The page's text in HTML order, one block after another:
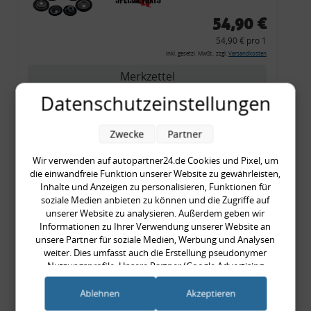
54,90 €
54,90 € pro 1
inkl. gesetzl. MwSt., zzgl. Versandkosten
Merkzettel
Zum Artikel
Rückleuchtenband mit
Blinker, rot, US-Ecken,
Audi 80 Cabrio, Typ 89,
OE-Nr.: 8G0945225 +
8G0945225C
999,99 €
999,99 € pro 1
inkl. gesetzl. MwSt., zzgl.Versandkosten
Datenschutzeinstellungen
Wir verwenden auf autopartner24.de Cookies und Pixel, um
die einwandfreie Funktion unserer Website zu gewährleisten,
Inhalte und Anzeigen zu personalisieren, Funktionen für
soziale Medien anbieten zu können und die Zugriffe auf
unserer Website zu analysieren. Außerdem geben wir
Informationen zu Ihrer Verwendung unserer Website an
unsere Partner für soziale Medien, Werbung und Analysen
weiter. Dies umfasst auch die Erstellung pseudonymer
Nutzungsprofile. Unsere Partner (Google Advertising
Products) führen diese Informationen möglicherweise mit
weiteren Daten zusammen, die Sie ihnen bereitgestellt haben
Zwecke Partner
Ablehnen Akzeptieren